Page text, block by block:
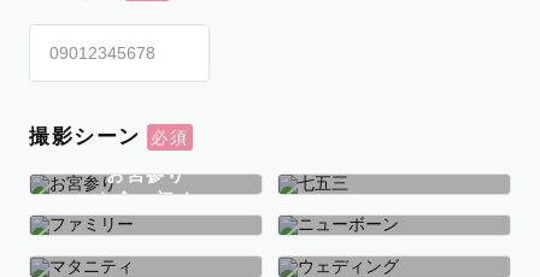
撮影シーン
お宮参り
お食い初め
七五三
ファミリー ニューボーン